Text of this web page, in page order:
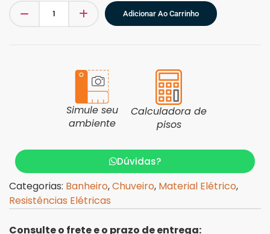
Adicionar Ao Carrinho
Simule seu
ambiente
Calculadora de
pisos
Dúvidas?
Categorias: Banheiro,Chuveiro, Material Elétrico,
Resistências Elétricas
Consulte o frete e o prazo de entrega: